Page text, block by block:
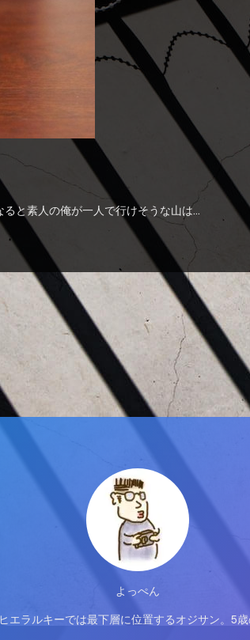
と素人の俺が一人で行けそうな山は…
よっぺん
ラルキーでは最下層に位置するオジサン。5